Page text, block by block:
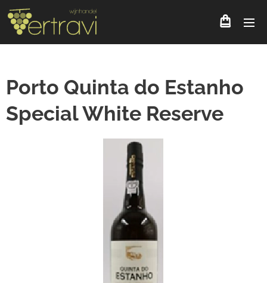
Porto Quinta do Estanho
Special White Reserve